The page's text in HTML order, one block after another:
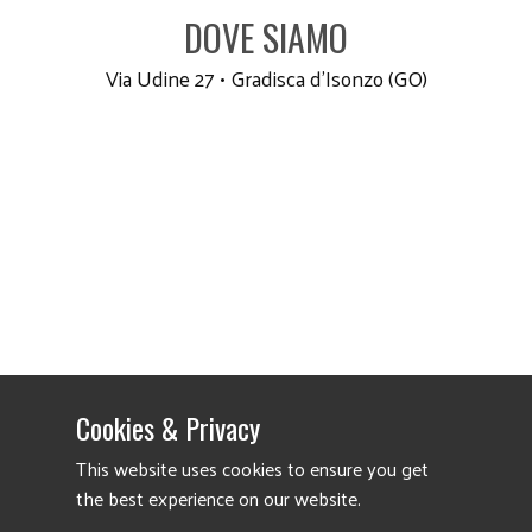
DOVE SIAMO
Via Udine 27 • Gradisca d'Isonzo (GO)
Cookies & Privacy
This website uses cookies to ensure you get
the best experience on our website.